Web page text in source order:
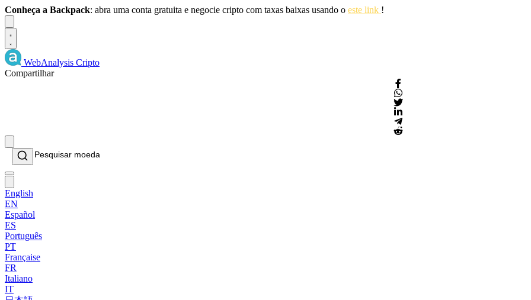
Conheça a Backpack: abra uma conta gratuita e negocie cripto com taxas baixas usando o este link !
WebAnalysis Cripto
Compartilhar
English
EN
Español
ES
Português
PT
Française
FR
Italiano
IT